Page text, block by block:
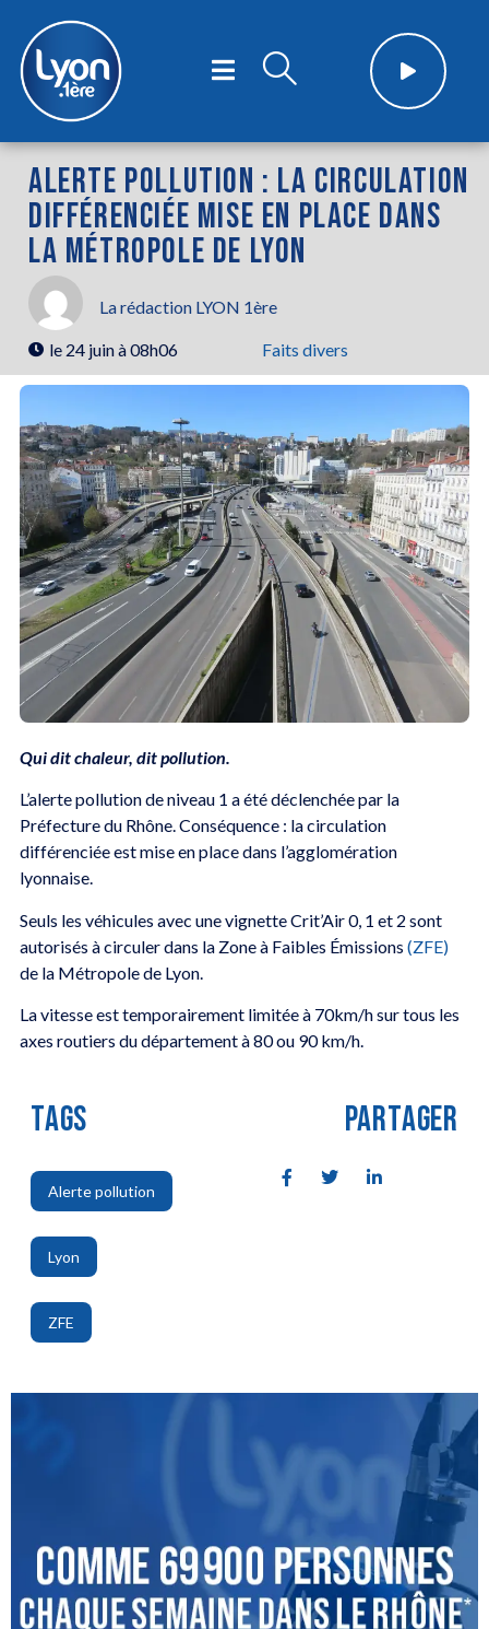
ALERTE POLLUTION : LA CIRCULATION
DIFFÉRENCIÉE MISE EN PLACE DANS
LA MÉTROPOLE DE LYON
La rédaction LYON 1ère
le 24 juin à 08h06 Faits divers
Qui dit chaleur, dit pollution.
L’alerte pollution de niveau 1 a été déclenchée par la
Préfecture du Rhône. Conséquence : la circulation
différenciée est mise en place dans l’agglomération
lyonnaise.
Seuls les véhicules avec une vignette Crit’Air 0, 1 et 2 sont
autorisés à circuler dans la Zone à Faibles Émissions (ZFE)
de la Métropole de Lyon.
La vitesse est temporairement limitée à 70km/h sur tous les
axes routiers du département à 80 ou 90 km/h.
TAGS
Alerte pollution
,
Lyon
,
ZFE
PARTAGER